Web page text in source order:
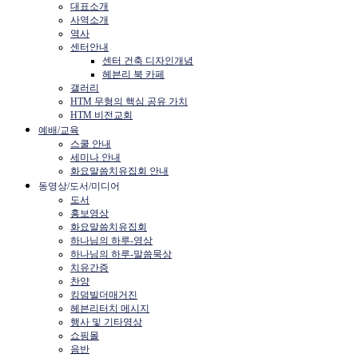
대표소개
사역소개
역사
센터안내
센터 건축 디자인개념
헤븐리 북 카페
갤러리
HTM 무형의 핵심 공유 가치
HTM 비전교회
예배/교육
스쿨 안내
세미나 안내
화요말씀치유집회 안내
동영상/도서/미디어
도서
홍보영상
화요말씀치유집회
하나님의 하루-영상
하나님의 하루-말씀묵상
치유간증
찬양
킹덤빌더매거진
헤븐리터치 메시지
행사 및 기타영상
쇼핑몰
음반